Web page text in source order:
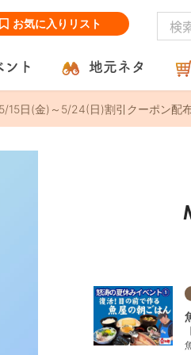
お気に入りリスト
ント 地元ネタ
15日(金)～5/24(日)割引クーポン配